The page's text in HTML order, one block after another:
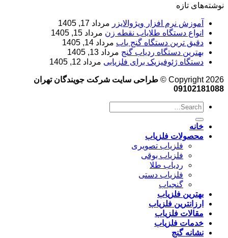
نوشته‌های تازه
آموزش نرم‌ افزار ویژوالایزر مرداد 17, 1405
انواع دستگاه طلایاب نقطه زن مرداد 15, 1405
دقیق ترین دستگاه گنج یاب مرداد 14, 1405
بهترین دستگاه ردیاب گنج مرداد 13, 1405
دستگاه ژئوفیزیک برای فلزیابی مرداد 12, 1405
Copyright 2026 ©
طراحی سایت شرکت جویندگان تهران
09102181088
خانه
محصولات فلزیاب
فلزیاب تصویری
فلزیاب بوقی
ردیاب طلا
فلزیاب دستی
گنجیاب
بهترین فلزیاب
ارزانترین فلزیاب
مقالات فلزیاب
خدمات فلزیاب
نشانه گنج